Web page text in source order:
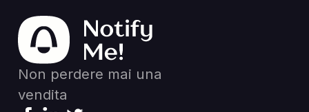
Non perdere mai una
vendita